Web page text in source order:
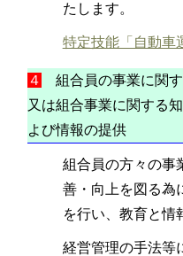
たします。
特定技能「自動車
４
組合員の事業に関
又は組合事業に関する
よび情報の提供
組合員の方々の事
善・向上を図る為
を行い、教育と情
経営管理の手法等